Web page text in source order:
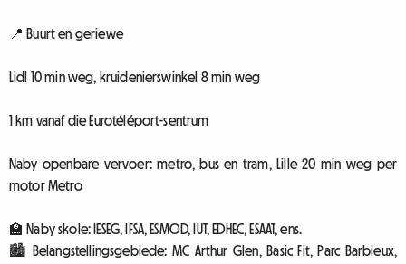
📍 Buurt en geriewe
Lidl 10 min weg, kruidenierswinkel 8 min weg
1 km vanaf die Eurotéléport-sentrum
Naby openbare vervoer: metro, bus en tram, Lille 20 min weg per
motor Metro
🏫 Naby skole: IESEG, IFSA, ESMOD, IUT, EDHEC, ESAAT, ens.
🏙️ Belangstellingsgebiede: MC Arthur Glen, Basic Fit, Parc Barbieux,